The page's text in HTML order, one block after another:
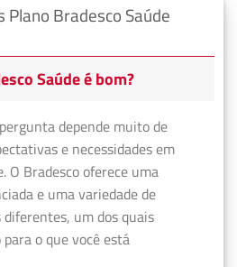
Bradesco Saúde
Saúde é bom?
depende muito de
e necessidades em
O Bradesco oferece uma
e uma variedade de
diferentes, um dos quais
o que você está